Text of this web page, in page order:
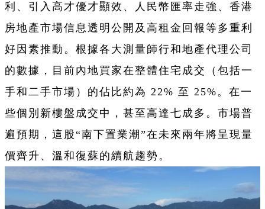
利、引入高才優才顯效、人民幣匯率走強、香港
房地產市場信息透明公開及高租金回報等多重利
好因素推動。根據各大測量師行和地產代理公司
的數據，目前內地買家在整體住宅成交（包括一
手和二手市場）的佔比約為 22% 至 25%。在一
些個別新樓盤成交中，甚至高達七成多。市場普
遍預期，這股“南下置業潮”在未來兩年將呈現量
價齊升、溫和復蘇的續航趨勢。